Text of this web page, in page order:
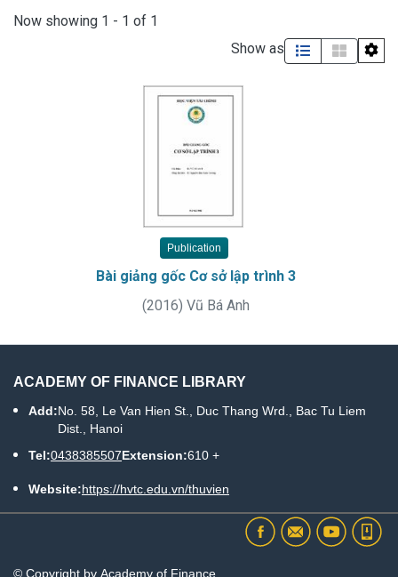
Recent Submissions
Now showing 1 - 1 of 1
Show as
Publication
Bài giảng gốc Cơ sở lập trình 3
(2016) Vũ Bá Anh
ACADEMY OF FINANCE LIBRARY
Add:No. 58, Le Van Hien St., Duc Thang Wrd., Bac Tu Liem
Dist., Hanoi
Tel:0438385507Extension:610 +
Website:https://hvtc.edu.vn/thuvien
© Copyright by Academy of Finance